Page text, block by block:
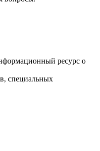
ресурс о
специальных